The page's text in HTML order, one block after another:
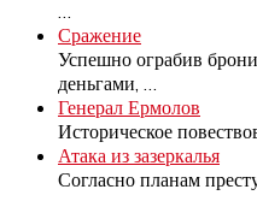
Сражение
Успешно ограбив
деньгами,
Генерал Ермолов
Историческое
Атака из зазеркалья
Согласно планам